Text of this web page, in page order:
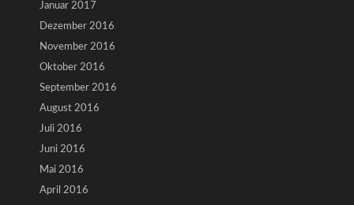
Januar 2017
Dezember 2016
November 2016
Oktober 2016
September 2016
August 2016
Juli 2016
Juni 2016
Mai 2016
April 2016